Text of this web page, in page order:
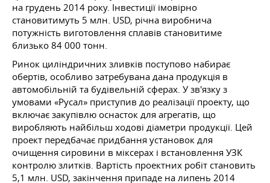
на грудень 2014 року. Інвестиції імовірно
становитимуть 5 млн. USD, річна виробнича
потужність виготовлення сплавів становитиме
близько 84 000 тонн.
Ринок циліндричних зливків поступово набирає
обертів, особливо затребувана дана продукція в
автомобільній та будівельній сферах. У зв'язку з
умовами «Русал» приступив до реалізації проекту, що
включає закупівлю оснасток для агрегатів, що
виробляють найбільш ходові діаметри продукції. Цей
проект передбачає придбання установок для
очищення сировини в міксерах і встановлення УЗК
контролю злитків. Вартість проектних робіт становить
5,1 млн. USD, закінчення припаде на липень 2014